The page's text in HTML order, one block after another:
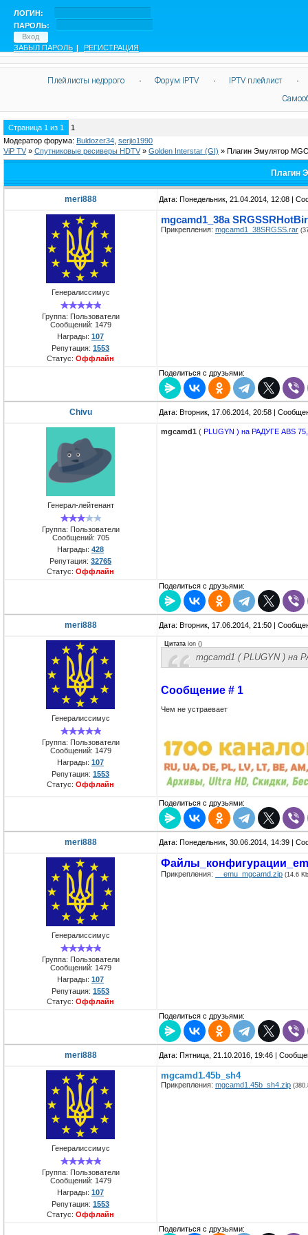
ЛОГИН:
ПАРОЛЬ:
ЗАБЫЛ ПАРОЛЬ | РЕГИСТРАЦИЯ
Плейлисты недорого · Форум IPTV · IPTV плейлист
·
Страница 1 из 1
1
Модератор форума: Buldozer34 serjio1990
ViP TV » Спутниковые ресиверы HDTV » Golden Interstar (GI) » Плагин Эмулятор
Плагин
meri888 Дата: Понедельник, 21.04.2014, 12:08 |
Генералиссимус
Группа: Пользователи
Сообщений: 1479
Награды: 107
Репутация: 1553
Статус: Оффлайн
mgcamd1_38a
Прикрепления: mgcamd1_38SRGSS.rar
Поделиться с друзьями:
Chivu Дата: Вторник, 17.06.2014, 20:58 |
Генерал-лейтенант
Группа: Пользователи
Сообщений: 705
Награды: 428
Репутация: 32765
Статус: Оффлайн
mgcamd1 ( PLUGYN ) на РАДУГЕ ABS
Поделиться с друзьями:
meri888 Дата: Вторник, 17.06.2014, 21:50 |
Генералиссимус
Группа: Пользователи
Сообщений: 1479
Награды: 107
Репутация: 1553
Статус: Оффлайн
Цитата ion ()
mgcamd1 ( PLUGYN ) на
Сообщение # 1
Чем не устраевает
Поделиться с друзьями:
meri888 Дата: Понедельник, 30.06.2014, 14:39 |
Генералиссимус
Группа: Пользователи
Сообщений: 1479
Награды: 107
Репутация: 1553
Статус: Оффлайн
Прикрепления: __emu_mgcamd.zip (14.6
Поделиться с друзьями:
meri888 Дата: Пятница, 21.10.2016, 19:46 |
Генералиссимус
Группа: Пользователи
Сообщений: 1479
Награды: 107
Репутация: 1553
Статус: Оффлайн
mgcamd1.45b_sh4
Прикрепления: mgcamd1.45b_sh4.zip
Поделиться с друзьями: